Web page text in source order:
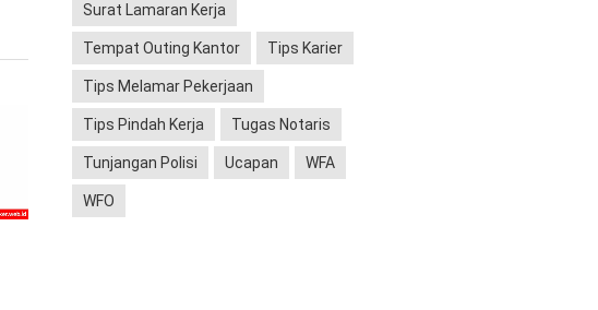
Surat Lamaran Kerja
Tempat Outing Kantor Tips Karier
Tips Melamar Pekerjaan
Tips Pindah Kerja Tugas Notaris
Tunjangan Polisi Ucapan WFA
WFO